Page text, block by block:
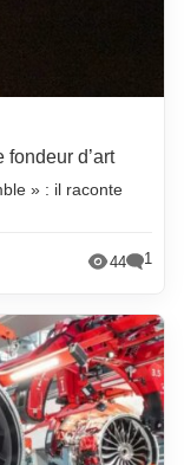
d’art
» : il raconte
44 1